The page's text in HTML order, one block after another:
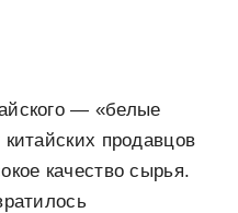
— «белые
продавцов
качество сырья.